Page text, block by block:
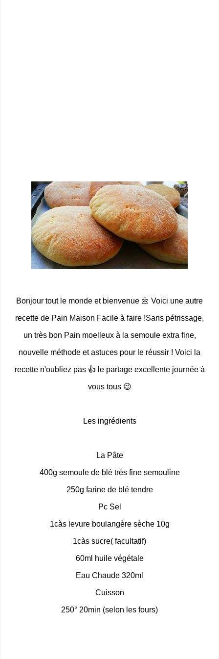
Bonjour tout le monde et bienvenue 🌼 Voici une autre
recette de Pain Maison Facile à faire !Sans pétrissage,
un très bon Pain moelleux à la semoule extra fine,
nouvelle méthode et astuces pour le réussir ! Voici la
recette n'oubliez pas 👍 le partage excellente journée à
vous tous 😉
Les ingrédients
La Pâte
400g semoule de blé très fine semouline
250g farine de blé tendre
Pc Sel
1càs levure boulangère sèche 10g
1càs sucre( facultatif)
60ml huile végétale
Eau Chaude 320ml
Cuisson
250° 20min (selon les fours)